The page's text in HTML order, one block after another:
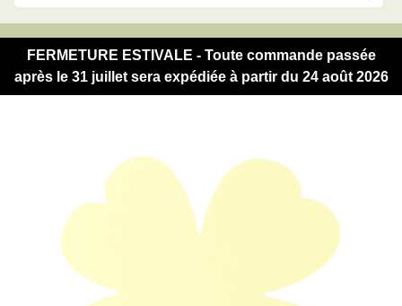
FERMETURE ESTIVALE - Toute commande passée
après le 31 juillet sera expédiée à partir du 24 août 2026